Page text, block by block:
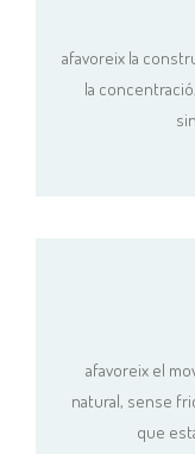
afavoreix la
la
afavoreix el
natural, sense
que